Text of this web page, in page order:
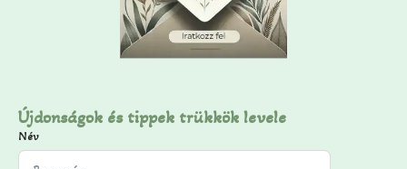
Újdonságok és tippek trükkök levele
Név